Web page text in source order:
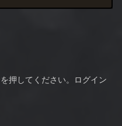
押してください。ログイン